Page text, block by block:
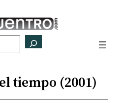
tiempo (2001)